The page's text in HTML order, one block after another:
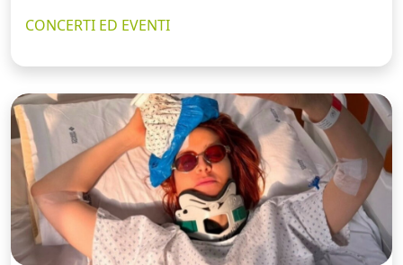
CONCERTI ED EVENTI